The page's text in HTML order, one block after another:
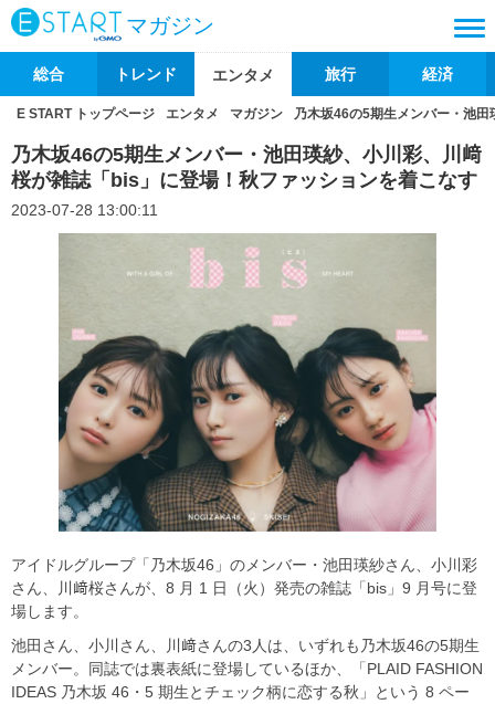
マガジン
総合 トレンド エンタメ 旅行 経済
E START トップページ エンタメ マガジン 乃木坂46の5期生メンバー・池
乃木坂46の5期生メンバー・池田瑛紗、小川彩、川﨑
桜が雑誌「bis」に登場！秋ファッションを着こなす
2023-07-28 13:00:11
アイドルグループ「乃木坂46」のメンバー・池田瑛紗さん、小川彩
さん、川﨑桜さんが、8 月 1 日（火）発売の雑誌「bis」9 月号に登
場します。
池田さん、小川さん、川﨑さんの3人は、いずれも乃木坂46の5期生
メンバー。同誌では裏表紙に登場しているほか、「PLAID FASHION
IDEAS 乃木坂 46・5 期生とチェック柄に恋する秋」という 8 ペー